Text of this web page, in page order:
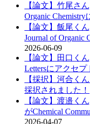
【論文】竹尾さ
Organic
【論文】飯尾く
Journal of
2026-06-09
【論文】田口く
Lettersにアクセ
【採択】河合く
採択されました！
【論文】渡邉く
がChemical
2026-04-07